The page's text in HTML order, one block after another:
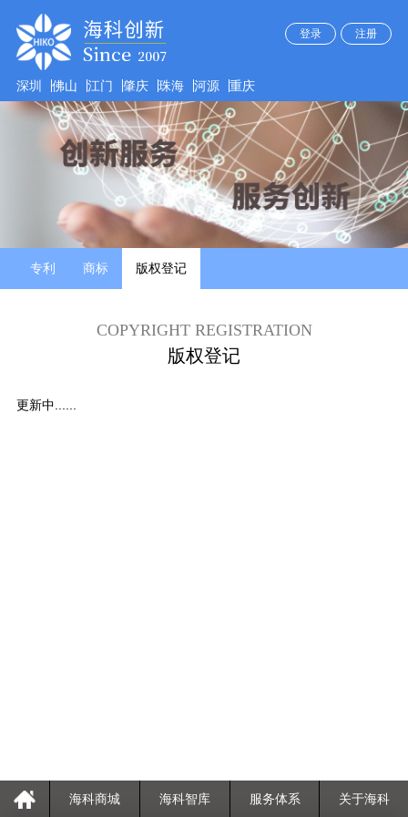
登录 注册
深圳 佛山 江门 肇庆 珠海 河源 重庆
专利 商标 版权登记
COPYRIGHT REGISTRATION
版权登记
更新中......
海科商城 海科智库 服务体系 关于海科